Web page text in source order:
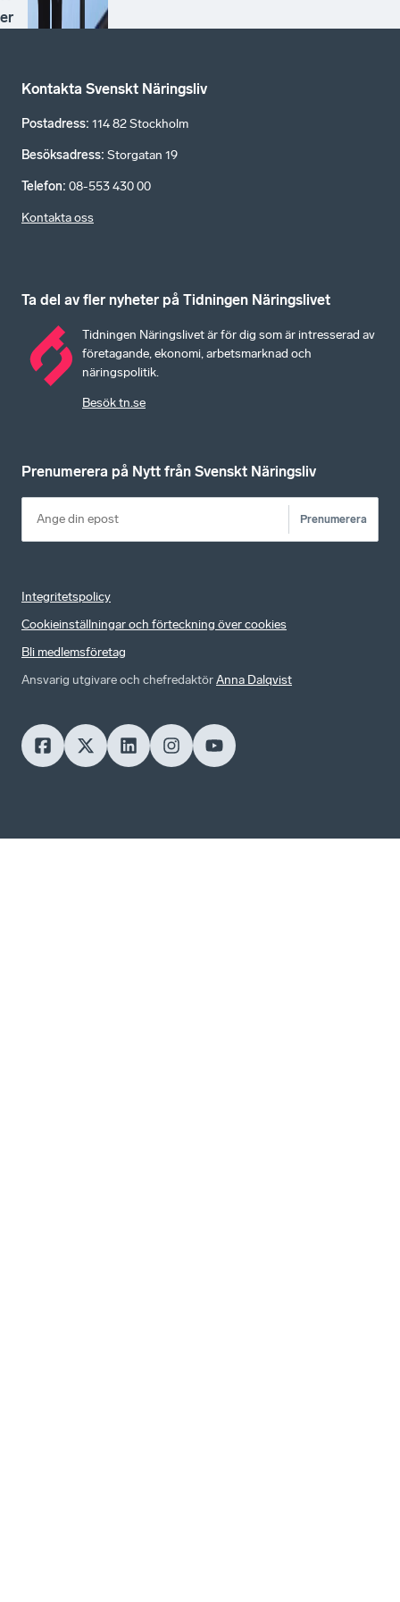
er
Kontakta Svenskt Näringsliv
Postadress: 114 82 Stockholm
Besöksadress: Storgatan 19
Telefon: 08-553 430 00
Kontakta oss
Ta del av fler nyheter på Tidningen Näringslivet
Tidningen Näringslivet är för dig som är intresserad av
företagande, ekonomi, arbetsmarknad och
näringspolitik.
Besök tn.se
Prenumerera på Nytt från Svenskt Näringsliv
Prenumerera
Integritetspolicy
Cookieinställningar och förteckning över cookies
Bli medlemsföretag
Ansvarig utgivare och chefredaktörAnna Dalqvist